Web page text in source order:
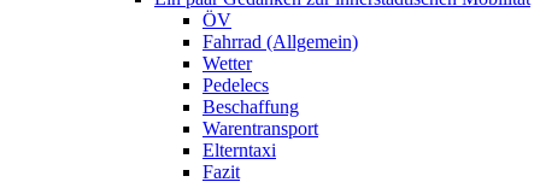
ÖV
Fahrrad (Allgemein)
Wetter
Pedelecs
Beschaffung
Warentransport
Elterntaxi
Fazit